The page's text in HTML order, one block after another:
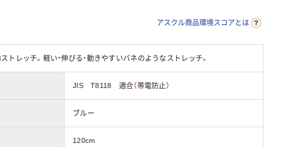
アスクル商品環境スコアとは
レッチ。軽い・伸びる・動きやすいバネのようなストレッチ。
JIS T8118 適合（帯電防止）
ブルー
120cm